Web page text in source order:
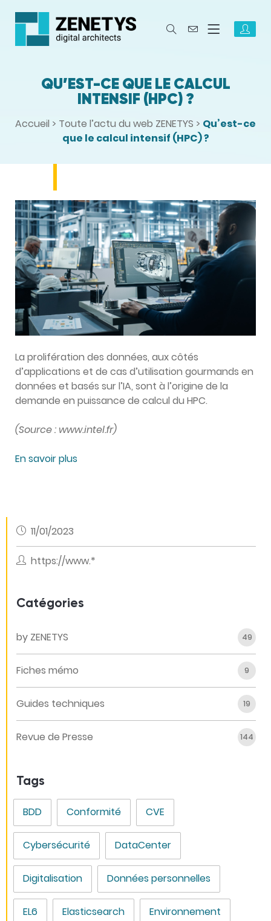
QU’EST-CE QUE LE CALCUL
INTENSIF (HPC) ?
Accueil > Toute l’actu du web ZENETYS > Qu’est-ce
que le calcul intensif (HPC) ?
La prolifération des données, aux côtés
d’applications et de cas d’utilisation gourmands en
données et basés sur l’IA, sont à l’origine de la
demande en puissance de calcul du HPC.
(Source : www.intel.fr)
En savoir plus
11/01/2023
https://www.*
Catégories
by ZENETYS 49
Fiches mémo 9
Guides techniques 19
Revue de Presse 144
Tags
BDD Conformité CVE
Cybersécurité DataCenter
Digitalisation Données personnelles
EL6 Elasticsearch Environnement